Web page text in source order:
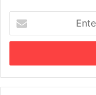
your
Email